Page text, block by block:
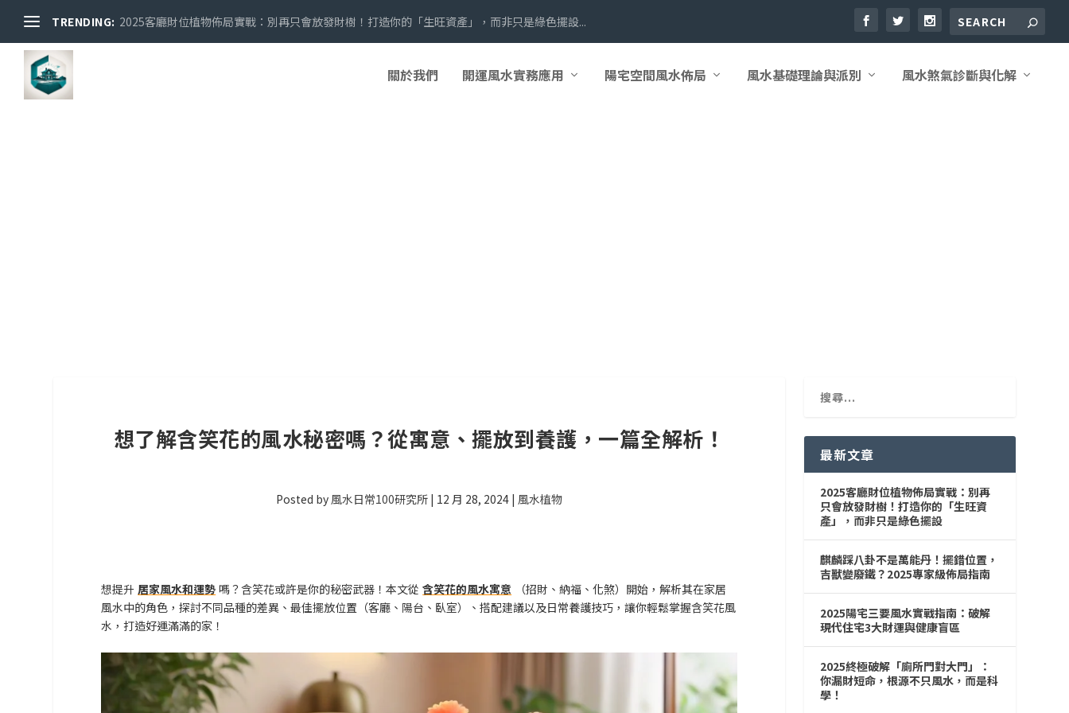
TRENDING: 2025客廳財位植物佈局實戰：別再只會放發財樹！打造你的「生旺資產」，而非只是綠色擺設...
關於我們 開運風水實務應用 陽宅空間風水佈局 風水基礎理論與派別 風水煞氣診斷與化解
想了解含笑花的風水秘密嗎？從寓意、擺放到養護，一篇全解析！
Posted by 風水日常100研究所| 12 月 28, 2024| 風水植物
想提升 居家風水和運勢 嗎？含笑花或許是你的秘密武器！本文從 含笑花的風水寓意
（招財、納福、化煞）開始，解析其在家居
風水中的角色，探討不同品種的差異、最佳擺放位置（客廳、陽台、臥室）、搭配建議以及日常養護技巧，讓你輕鬆掌握含笑花風
水，打造好運滿滿的家！
最新文章
2025客廳財位植物佈局實戰：別再
只會放發財樹！打造你的「生旺資
產」，而非只是綠色擺設
麒麟踩八卦不是萬能丹！擺錯位置，
吉獸變廢鐵？2025專家級佈局指南
2025陽宅三要風水實戰指南：破解
現代住宅3大財運與健康盲區
2025終極破解「廁所門對大門」：
你漏財短命，根源不只風水，而是科
學！